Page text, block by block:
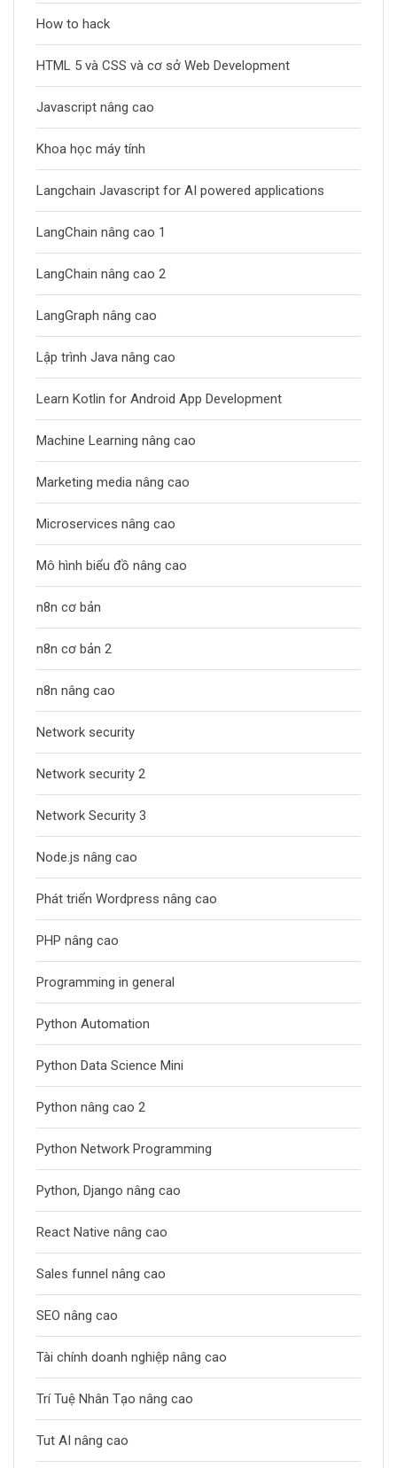
How to hack
HTML 5 và CSS và cơ sở Web Development
Javascript nâng cao
Khoa học máy tính
Langchain Javascript for AI powered applications
LangChain nâng cao 1
LangChain nâng cao 2
LangGraph nâng cao
Lập trình Java nâng cao
Learn Kotlin for Android App Development
Machine Learning nâng cao
Marketing media nâng cao
Microservices nâng cao
Mô hình biểu đồ nâng cao
n8n cơ bản
n8n cơ bản 2
n8n nâng cao
Network security
Network security 2
Network Security 3
Node.js nâng cao
Phát triển Wordpress nâng cao
PHP nâng cao
Programming in general
Python Automation
Python Data Science Mini
Python nâng cao 2
Python Network Programming
Python, Django nâng cao
React Native nâng cao
Sales funnel nâng cao
SEO nâng cao
Tài chính doanh nghiệp nâng cao
Trí Tuệ Nhân Tạo nâng cao
Tut AI nâng cao